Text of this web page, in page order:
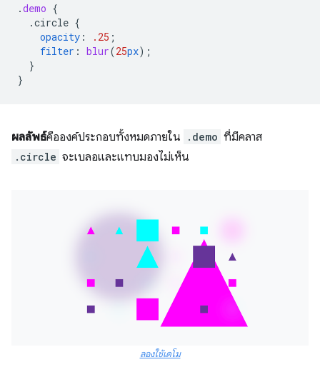
.demo {
.circle {
opacity : .25 ;
filter : blur(25px);
}
}
ผลลัพธ์คือองค์ประกอบทั้งหมดภายใน .demo ที่มีคลาส
.circle จะเบลอและแทบมองไม่เห็น
ลองใช้เดโม